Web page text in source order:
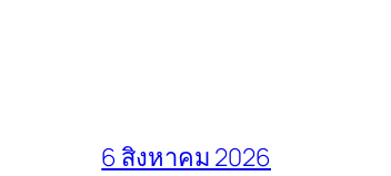
6 สิงหาคม 2026